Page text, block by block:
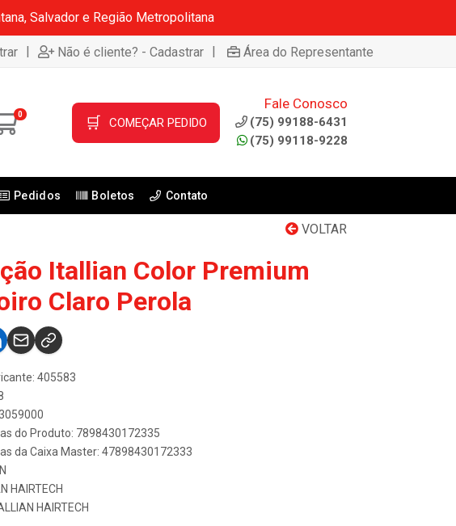
Salvador e Região Metropolitana
| Não é cliente? - Cadastrar | Área do Representante
0 🛒 COMEÇAR PEDIDO
Fale Conosco
(75) 99188-6431
(75) 99118-9228
Pedidos Boletos Contato
VOLTAR
Itallian Color Premium
Claro Perola
405583
do Produto: 7898430172335
da Caixa Master: 47898430172333
HAIRTECH
HAIRTECH